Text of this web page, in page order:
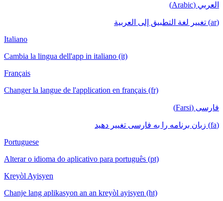
العربي (Arabic)
(ar) تغيير لغة التطبيق إلى العربية
Italiano
Cambia la lingua dell'app in italiano (it)
Français
Changer la langue de l'application en français (fr)
فارسی (Farsi)
(fa) زبان برنامه را به فارسی تغییر دهید
Portuguese
Alterar o idioma do aplicativo para português (pt)
Kreyòl Ayisyen
Chanje lang aplikasyon an an kreyòl ayisyen (ht)